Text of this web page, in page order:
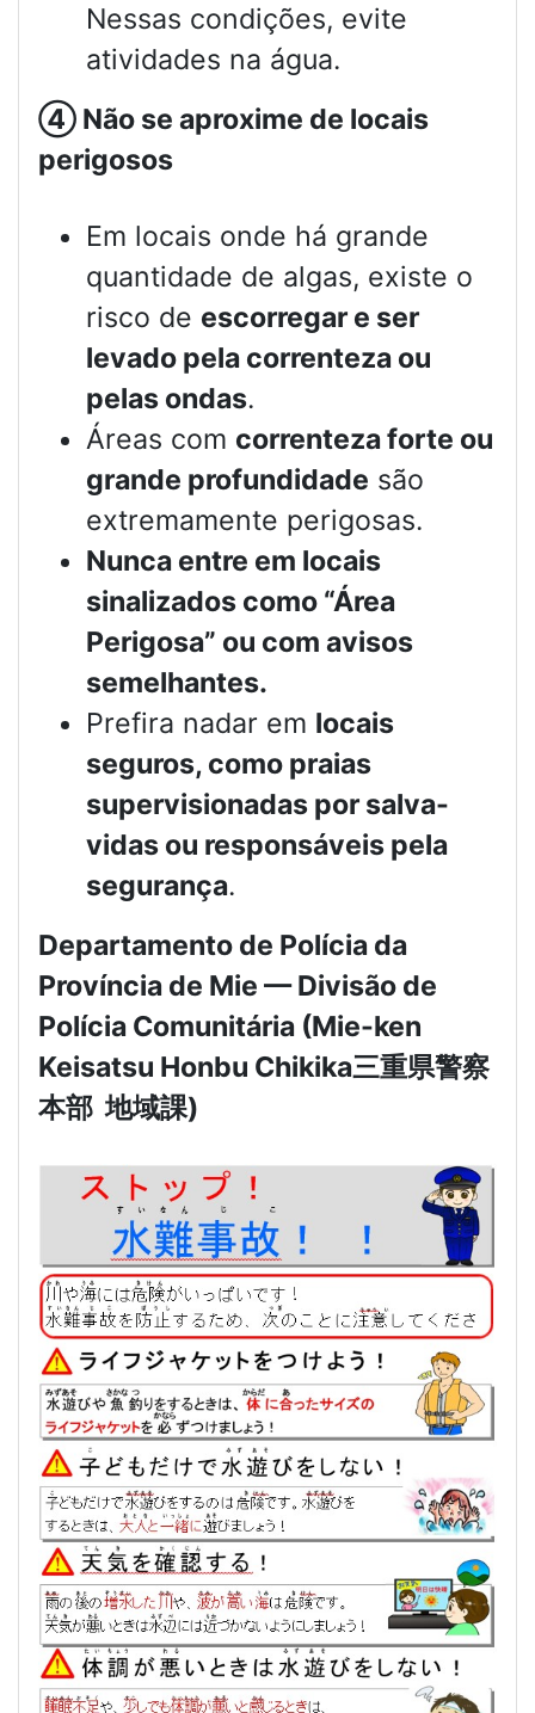
Nessas condições, evite
atividades na água.
④ Não se aproxime de locais
perigosos
Em locais onde há grande
quantidade de algas, existe o
risco de escorregar e ser
levado pela correnteza ou
pelas ondas.
Áreas com correnteza forte ou
grande profundidade são
extremamente perigosas.
Nunca entre em locais
sinalizados como “Área
Perigosa” ou com avisos
semelhantes.
Prefira nadar em locais
seguros, como praias
supervisionadas por salva-
vidas ou responsáveis pela
segurança.
Departamento de Polícia da
Província de Mie — Divisão de
Polícia Comunitária (Mie-ken
Keisatsu Honbu Chikika三重県警察
本部 地域課)